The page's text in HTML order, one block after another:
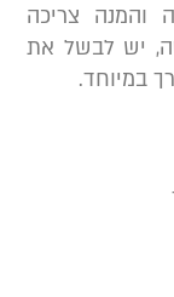
צריכה
לבשל את